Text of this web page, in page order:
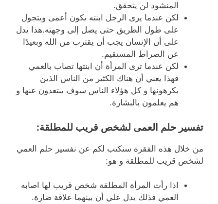
المنشود لن يتحقق.
لكن عندما يرى الرجل ابنته يكون أعمى ويتجول
على طول الطريق حتى يصل إلى وجهته.هذا يدل
على أن الإنسان يجب أن يقترب من الله وبعيدًا
عن الصراط المستقيم.
لكن عندما ترى المرأة أن ابنتها تصاب بالعمي
فهذا يعني أن هناك الكثير من الناس الذين
يكرهونها و كل هؤلاء الناس سوف يبتعدون عنها و
هم يعلمون بالبشارة.
تفسير حلم العمى لشخص قريب للمطلقة:
من خلال هذه الفقرة سنكتب لكم عن نفسير حلم العمي
لشخص قريب للمطلقة و هو:
اذا رأت المرأة المطلقة شخص قريب لها اصابه
العمي فذلك يدل علي أن بينهما علاقة ضارة.